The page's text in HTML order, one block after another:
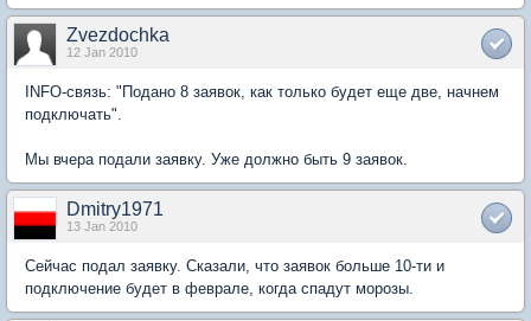
Zvezdochka
12 Jan 2010
INFO-связь: "Подано 8 заявок, как только будет еще две, начнем
подключать".
Мы вчера подали заявку. Уже должно быть 9 заявок.
Dmitry1971
13 Jan 2010
Сейчас подал заявку. Сказали, что заявок больше 10-ти и
подключение будет в феврале, когда спадут морозы.